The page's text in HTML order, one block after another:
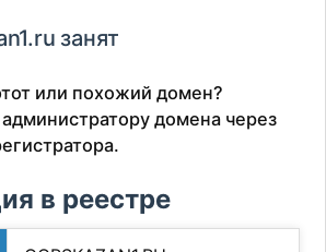
занят
или похожий домен?
домена через
в реестре